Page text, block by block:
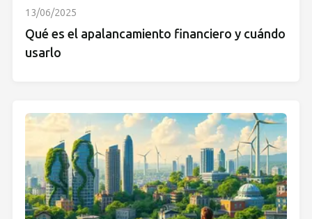
13/06/2025
Qué es el apalancamiento financiero y cuándo
usarlo